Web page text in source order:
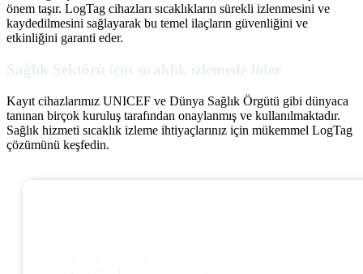
önem taşır. LogTag cihazları sıcaklıkların sürekli izlenmesini ve
kaydedilmesini sağlayarak bu temel ilaçların güvenliğini ve
etkinliğini garanti eder.
Kayıt cihazlarımız UNICEF ve Dünya Sağlık Örgütü gibi dünyaca
tanınan birçok kuruluş tarafından onaylanmış ve kullanılmaktadır.
Sağlık hizmeti sıcaklık izleme ihtiyaçlarınız için mükemmel LogTag
çözümünü keşfedin.